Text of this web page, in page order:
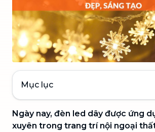
Mục lục
Ngày nay, đèn led dây được ứng
xuyên trong trang trí nội ngoại